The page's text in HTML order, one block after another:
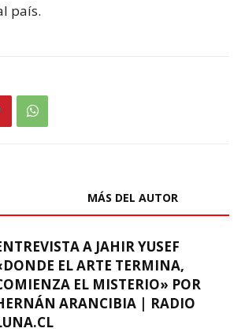
país.
MÁS DEL AUTOR
A JAHIR YUSEF
EL ARTE TERMINA,
EL MISTERIO» POR
ARANCIBIA | RADIO